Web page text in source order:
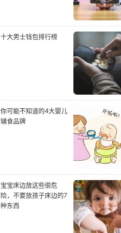
十大男士钱包排行榜
你可能不知道的4大婴儿
辅食品牌
宝宝床边放这些很危
险，不要放孩子床边的7
种东西